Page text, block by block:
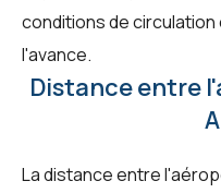
conditions de
l'avance.
Distance entre
La distance entre